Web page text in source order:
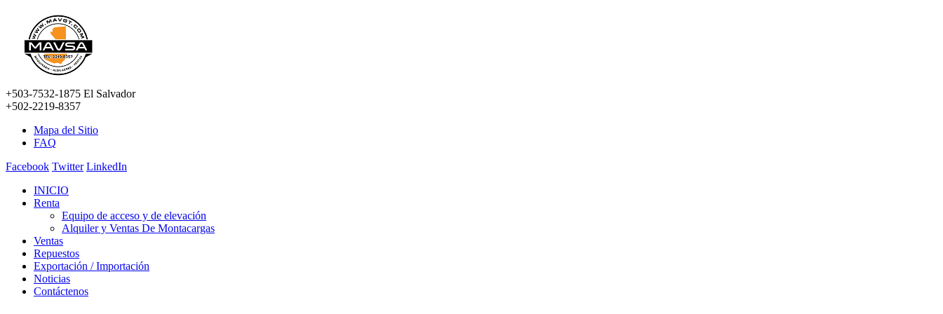
+503-7532-1875 El Salvador
+502-2219-8357
Mapa del Sitio
FAQ
Facebook Twitter LinkedIn
INICIO
Renta
Equipo de acceso y de elevación
Alquiler y Ventas De Montacargas
Ventas
Repuestos
Exportación / Importación
Noticias
Contáctenos